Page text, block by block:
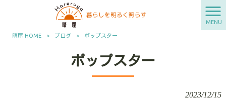
MENU
晴屋 HOME > ブログ > ポップスター
ポップスター
2023/12/15